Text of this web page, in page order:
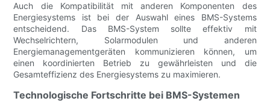
Auch die Kompatibilität mit anderen Komponenten des
Energiesystems ist bei der Auswahl eines BMS-Systems
entscheidend. Das BMS-System sollte effektiv mit
Wechselrichtern, Solarmodulen und anderen
Energiemanagementgeräten kommunizieren können, um
einen koordinierten Betrieb zu gewährleisten und die
Gesamteffizienz des Energiesystems zu maximieren.
Technologische Fortschritte bei BMS-Systemen